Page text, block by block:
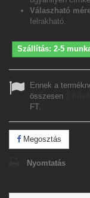
Válaszható
felrakható.
Szállítás: 2-5
Ennek a
összesen
FT.
Megosztás
Nyomtatás